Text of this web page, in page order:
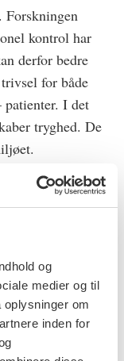
og
medier og til
om
inden for
Forskningen
kontrol har
derfor bedre
for både
I det
tryghed. De
ældre på
pres, som
med at arbejde
opstå en
på pension på